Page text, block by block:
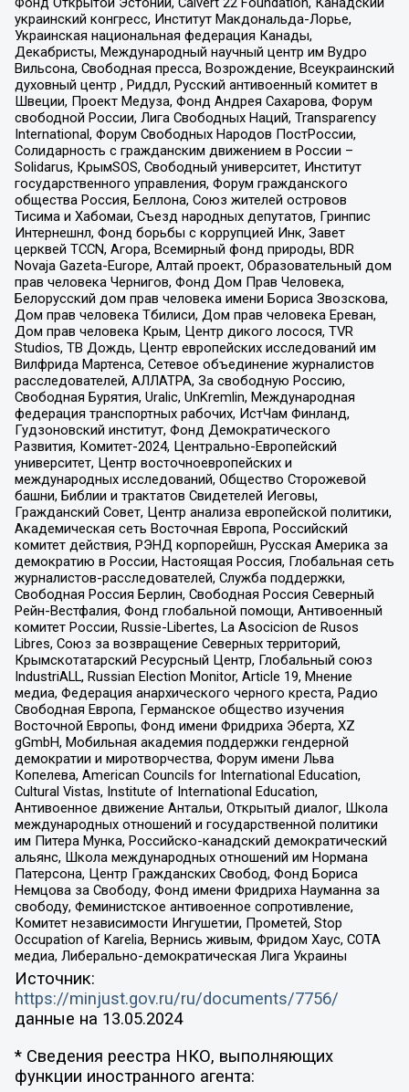
украинский конгресс, Институт Макдональда-Лорье,
Украинская национальная федерация Канады,
Декабристы, Международный научный центр им Вудро
Вильсона, Свободная пресса, Возрождение, Всеукраинский
духовный центр , Риддл, Русский антивоенный комитет в
Швеции, Проект Медуза, Фонд Андрея Сахарова, Форум
свободной России, Лига Свободных Наций, Transparеncy
International, Форум Свободных Народов ПостРоссии,
Солидарность с гражданским движением в России –
Solidarus, КрымSOS, Свободный университет, Институт
государственного управления, Форум гражданского
общества Россия, Беллона, Союз жителей островов
Тисима и Хабомаи, Съезд народных депутатов, Гринпис
Интернешнл, Фонд борьбы с коррупцией Инк, Завет
церквей TCCN, Агора, Всемирный фонд природы, BDR
Novaja Gazeta-Europe, Алтай проект, Образовательный дом
прав человека Чернигов, Фонд Дом Прав Человека,
Белорусский дом прав человека имени Бориса Звозскова,
Дом прав человека Тбилиси, Дом прав человека Ереван,
Дом прав человека Крым, Центр дикого лосося, TVR
Studios, ТВ Дождь, Центр европейских исследований им
Вилфрида Мартенса, Сетевое объединение журналистов
расследователей, АЛЛАТРА, За свободную Россию,
Свободная Бурятия, Uralic, UnKremlin, Международная
федерация транспортных рабочих, ИстЧам Финланд,
Гудзоновский институт, Фонд Демократического
Развития, Комитет-2024, Центрально-Европейский
университет, Центр восточноевропейских и
международных исследований, Общество Сторожевой
башни, Библии и трактатов Свидетелей Иеговы,
Гражданский Совет, Центр анализа европейской политики,
Академическая сеть Восточная Европа, Российский
комитет действия, РЭНД корпорейшн, Русская Америка за
демократию в России, Настоящая Россия, Глобальная сеть
журналистов-расследователей, Служба поддержки,
Свободная Россия Берлин, Свободная Россия Северный
Рейн-Вестфалия, Фонд глобальной помощи, Антивоенный
комитет России, Russie-Libertes, La Asocicion de Rusos
Libres, Союз за возвращение Северных территорий,
Крымскотатарский Ресурсный Центр, Глобальный союз
IndustriALL, Russian Election Monitor, Article 19, Мнение
медиа, Федерация анархического черного креста, Радио
Свободная Европа, Германское общество изучения
Восточной Европы, Фонд имени Фридриха Эберта, XZ
gGmbH, Мобильная академия поддержки гендерной
демократии и миротворчества, Форум имени Льва
Копелева, American Councils for International Education,
Cultural Vistas, Institute of International Education,
Антивоенное движение Антальи, Открытый диалог, Школа
международных отношений и государственной политики
им Питера Мунка, Российско-канадский демократический
альянс, Школа международных отношений им Нормана
Патерсона, Центр Гражданских Свобод, Фонд Бориса
Немцова за Свободу, Фонд имени Фридриха Науманна за
свободу, Феминистское антивоенное сопротивление,
Комитет независимости Ингушетии, Прометей, Stop
Occupation of Karelia, Вернись живым, Фридом Хаус, СОТА
медиа, Либерально-демократическая Лига Украины
Источник:
https://minjust.gov.ru/ru/documents/7756/
данные на 13.05.2024
* Сведения реестра НКО, выполняющих
функции иностранного агента: